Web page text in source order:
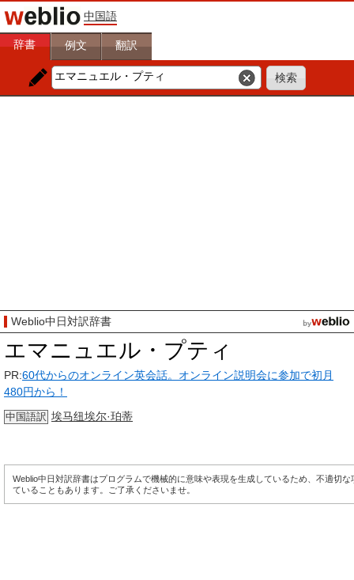
中国語
辞書 例文 翻訳
Weblio中日対訳辞書
エマニュエル・プティ
PR:60代からのオンライン英会話。オンライン説明会に参加で初月
480円から！
中国語訳 埃马纽埃尔·珀蒂
Weblio中日対訳辞書はプログラムで機械的に意味や表現を生成しているため、不適切な
ていることもあります。ご了承くださいませ。